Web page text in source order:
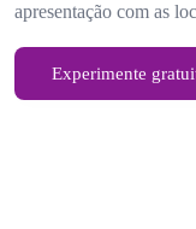
apresentação com as
Experimente